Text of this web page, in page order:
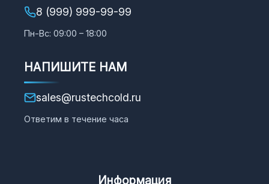
8 (999) 999-99-99
Пн-Вс: 09:00 – 18:00
НАПИШИТЕ НАМ
sales@rustechcold.ru
Ответим в течение часа
Информация